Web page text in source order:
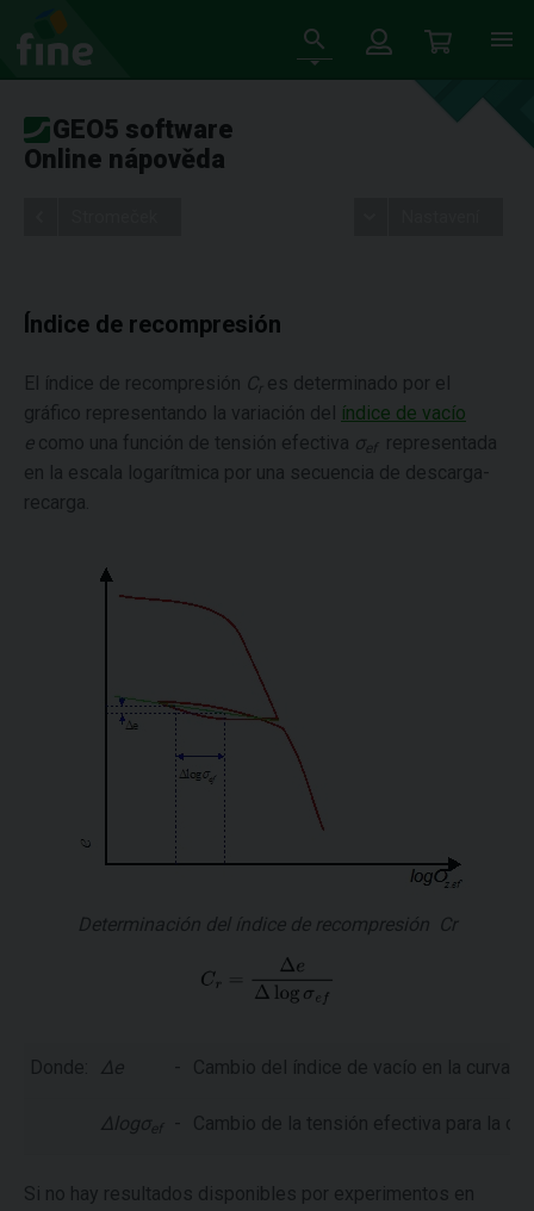
GEO5 software
Online nápověda
Índice de recompresión
El índice de recompresión Cr es determinado por el
gráfico representando la variación del índice de vacío
ecomo una función de tensión efectiva σef
representada
en la escala logarítmica por una secuencia de descarga-
recarga.
Determinación del índice de recompresión Cr
Donde: Δe - Cambio del índice de vacío en la curva
Δlogσef - Cambio de la tensión efectiva para la
Si no hay resultados disponibles por experimentos en